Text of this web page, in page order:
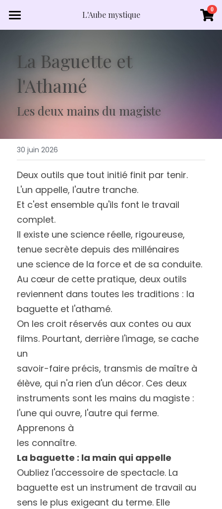
L'Aube mystique 0
Accueil
Boutique
Lexique minéraux
La Baguette et
l'Athamé
Les deux mains du magiste
30 juin 2026
Deux outils que tout initié finit par tenir.
L'un appelle, l'autre tranche.
Et c'est ensemble qu'ils font le travail
complet.
Il existe une science réelle, rigoureuse,
tenue secrète depuis des millénaires
une science de la force et de sa conduite.
Au cœur de cette pratique, deux outils
reviennent dans toutes les traditions : la
baguette et l'athamé.
On les croit réservés aux contes ou aux
films. Pourtant, derrière l'image, se cache
un
savoir-faire précis, transmis de maître à
élève, qui n'a rien d'un décor. Ces deux
instruments sont les mains du magiste :
l'une qui ouvre, l'autre qui ferme.
Apprenons à
les connaître.
La baguette : la main qui appelle
Oubliez l'accessoire de spectacle. La
baguette est un instrument de travail au
sens le plus exigeant du terme. Elle
×
LES CATÉGORIES DE LA BOUTIQUE